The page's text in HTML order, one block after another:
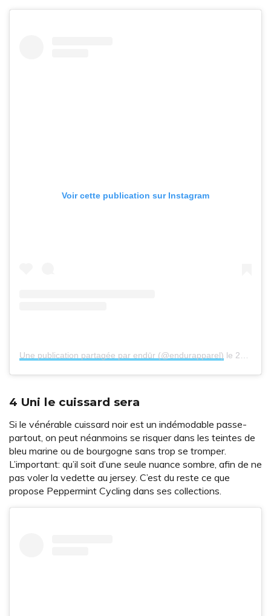
Voir cette publication sur Instagram
Une publication partagée par endūr (@endurapparel) le 20 Août 2018 à 6 :05 PDT
4 Uni le cuissard sera
Si le vénérable cuissard noir est un indémodable passe-
partout, on peut néanmoins se risquer dans les teintes de
bleu marine ou de bourgogne sans trop se tromper.
L’important: qu’il soit d’une seule nuance sombre, afin de ne
pas voler la vedette au jersey. C’est du reste ce que
propose Peppermint Cycling dans ses collections.